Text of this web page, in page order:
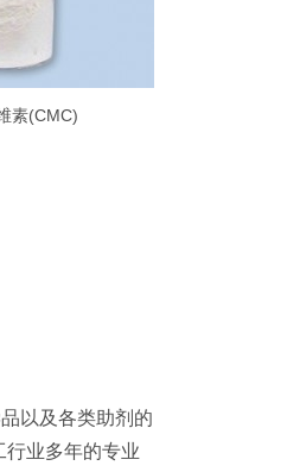
素(CMC)
以及各类助剂的
行业多年的专业